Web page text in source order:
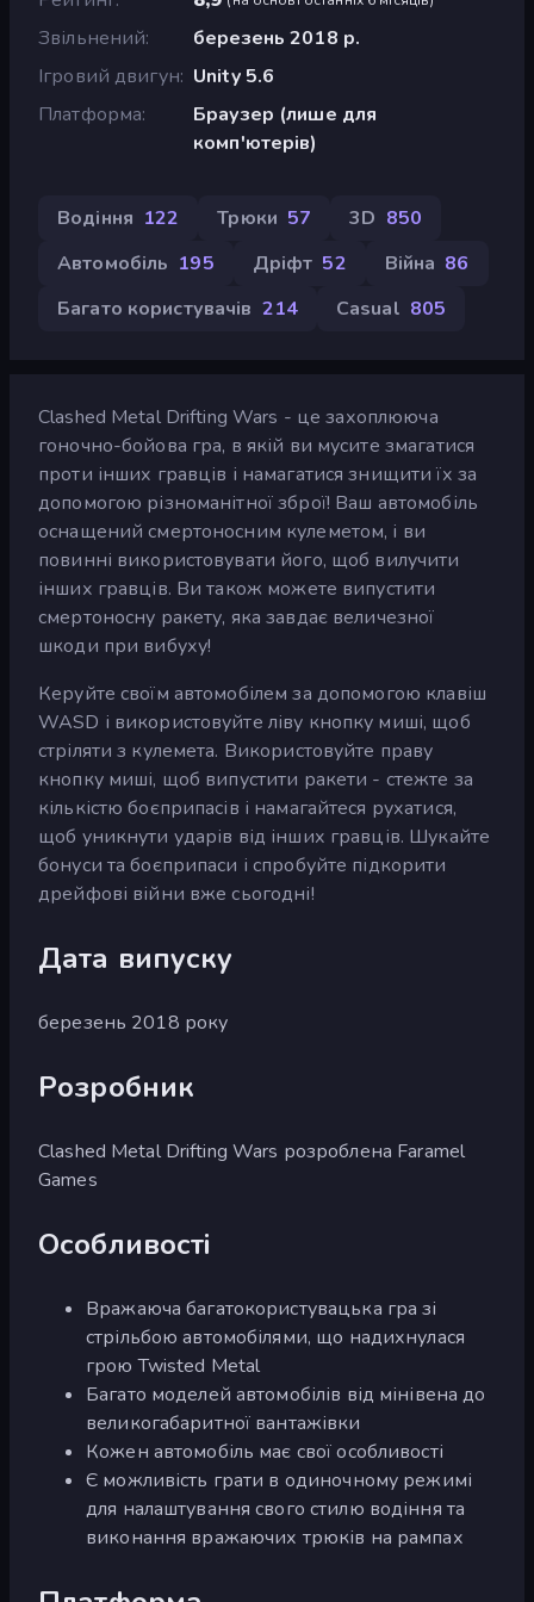
Звільнений
березень 2018 р.
Ігровий двигун Unity 5.6
Платформа
Браузер (лише для
комп'ютерів)
Водіння 122 Трюки 57 3D 850
Автомобіль 195 Дріфт 52 Війна 86
Багато користувачів 214 Casual 805
Clashed Metal Drifting Wars - це захоплююча
гоночно-бойова гра, в якій ви мусите змагатися
проти інших гравців і намагатися знищити їх за
допомогою різноманітної зброї! Ваш автомобіль
оснащений смертоносним кулеметом, і ви
повинні використовувати його, щоб вилучити
інших гравців. Ви також можете випустити
смертоносну ракету, яка завдає величезної
шкоди при вибуху!
Керуйте своїм автомобілем за допомогою клавіш
WASD і використовуйте ліву кнопку миші, щоб
стріляти з кулемета. Використовуйте праву
кнопку миші, щоб випустити ракети - стежте за
кількістю боєприпасів і намагайтеся рухатися,
щоб уникнути ударів від інших гравців. Шукайте
бонуси та боєприпаси і спробуйте підкорити
дрейфові війни вже сьогодні!
Дата випуску
березень 2018 року
Розробник
Clashed Metal Drifting Wars розроблена Faramel
Games
Особливості
Вражаюча багатокористувацька гра зі
стрільбою автомобілями, що надихнулася
грою Twisted Metal
Багато моделей автомобілів від мінівена до
великогабаритної вантажівки
Кожен автомобіль має свої особливості
Є можливість грати в одиночному режимі
для налаштування свого стилю водіння та
виконання вражаючих трюків на рампах